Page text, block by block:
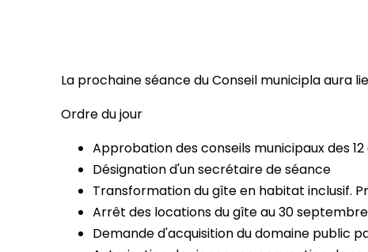
La prochaine séance du Conseil municipla aura
Ordre du jour
Approbation des conseils municipaux des 12
Désignation d'un secrétaire de séance
Transformation du gîte en habitat inclusif.
Arrêt des locations du gîte au 30
Demande d'acquisition du domaine public